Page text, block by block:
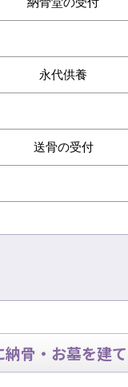
永代供養
送骨の受付
骨・お墓を建